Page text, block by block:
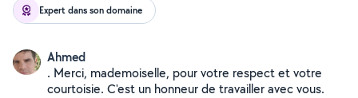
Expert dans son domaine
Ahmed
. Merci, mademoiselle, pour votre respect et votre
courtoisie. C'est un honneur de travailler avec vous.